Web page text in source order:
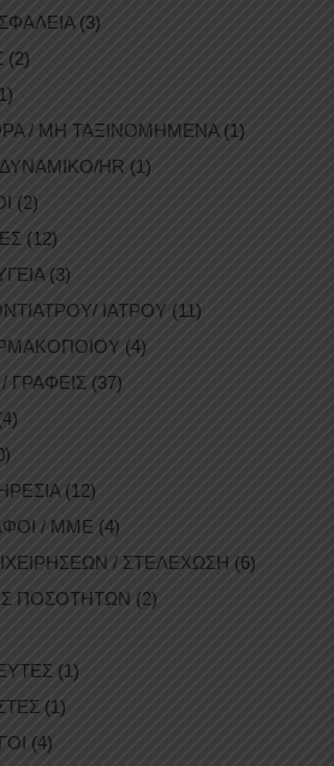
(3)
(2)
/ ΜΗ ΤΑΞΙΝΟΜΗΜΕΝΑ(1)
HR (1)
(2)
(12)
(3)
ΙΑΤΡΟΥ (11)
(4)
ΓΡΑΦΕΙΣ (37)
(12)
/ ΜΜΕ (4)
/ ΣΤΕΛΕΧΩΣΗ (6)
ΠΟΣΟΤΗΤΩΝ (2)
(1)
(1)
(4)